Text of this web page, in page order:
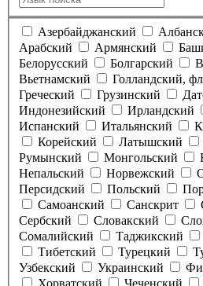
Азербайджанский
Арабский
Армянский
Белорусский
Болгарский
Вьетнамский
Голландский,
Греческий
Грузинский
Индонезийский
Ирландский
Испанский
Итальянский
Корейский
Латышский
Румынский
Монгольский
Непальский
Норвежский
Персидский
Польский
Самоанский
Санскрит
Сербский
Словакский
Сомалийский
Таджикский
Тибетский
Турецкий
Узбекский
Украинский
Хорватский
Чеченский